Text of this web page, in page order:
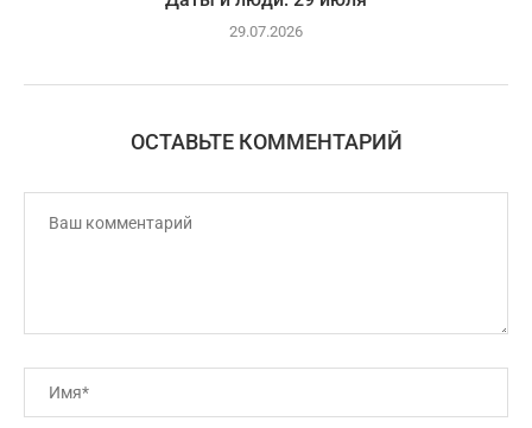
29.07.2026
ОСТАВЬТЕ КОММЕНТАРИЙ